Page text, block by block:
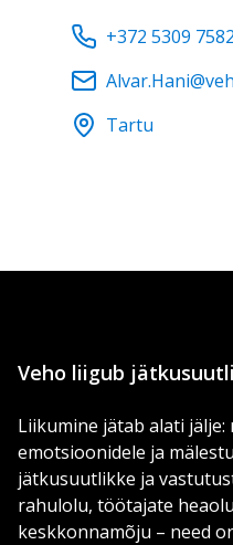
+372 5309 7582
Tartu
Veho liigub
Liikumine jätab alati
emotsioonidele ja
jätkusuutlikke ja
rahulolu, töötajate
keskkonnamõju – need